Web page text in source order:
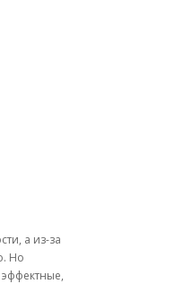
а из-за
Но